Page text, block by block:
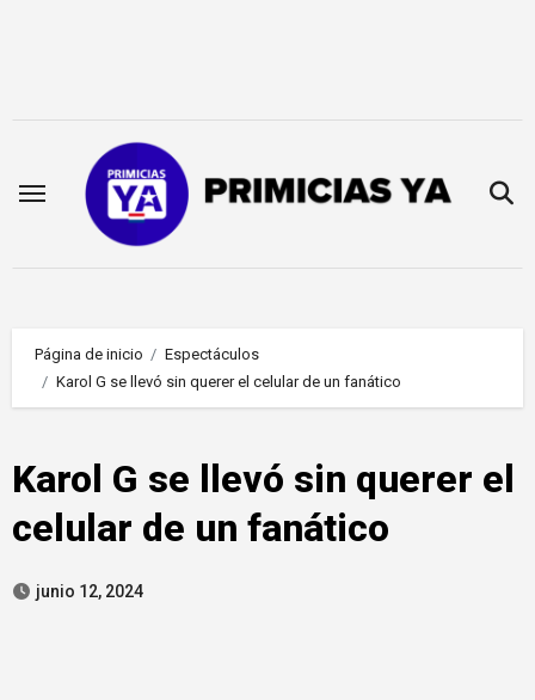
Página de inicio
Espectáculos
Karol G se llevó sin querer el celular de un fanático
Karol G se llevó sin querer el
celular de un fanático
junio 12, 2024